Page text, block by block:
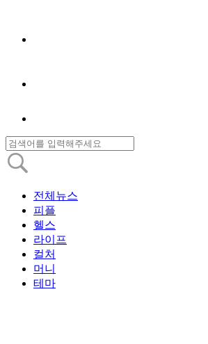
전체뉴스
피플
헬스
라이프
컬처
머니
테마